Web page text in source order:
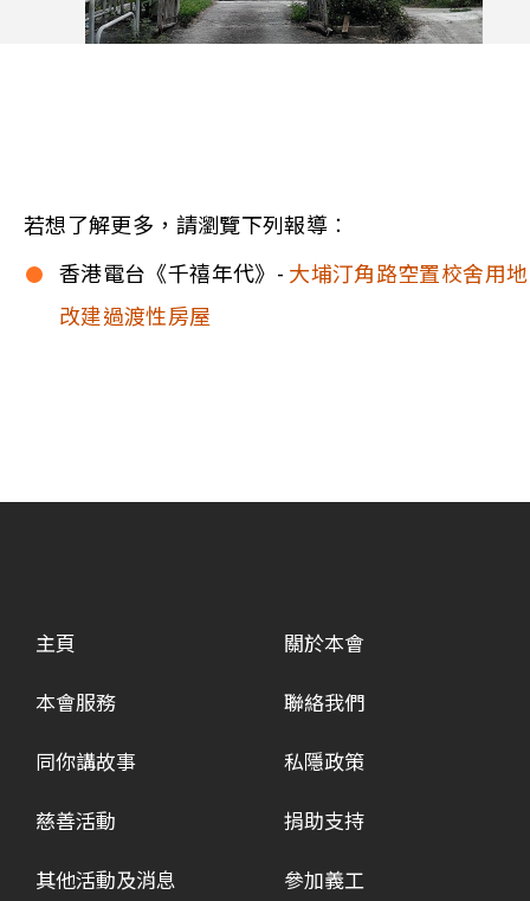
若想了解更多，請瀏覽下列報導︰
香港電台《千禧年代》- 大埔汀角路空置校舍用地
改建過渡性房屋
主頁
本會服務
同你講故事
慈善活動
其他活動及消息
關於本會
聯絡我們
私隱政策
捐助支持
參加義工